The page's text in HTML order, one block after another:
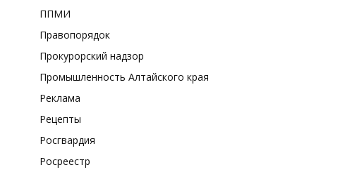
ППМИ
Правопорядок
Прокурорский надзор
Промышленность Алтайского края
Реклама
Рецепты
Росгвардия
Росреестр